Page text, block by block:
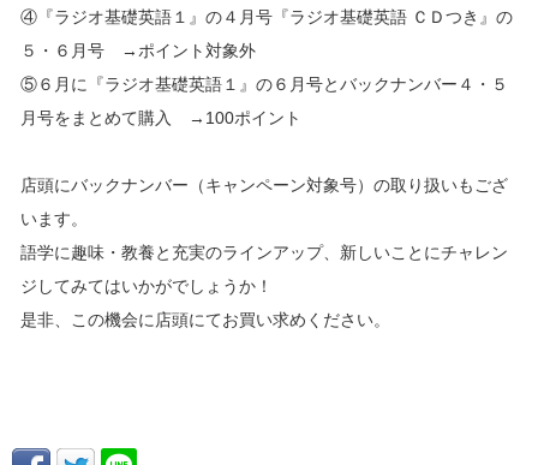
④『ラジオ基礎英語１』の４月号『ラジオ基礎英語 ＣＤつき』の
５・６月号 →ポイント対象外
⑤６月に『ラジオ基礎英語１』の６月号とバックナンバー４・５
月号をまとめて購入 →100ポイント
店頭にバックナンバー（キャンペーン対象号）の取り扱いもござ
います。
語学に趣味・教養と充実のラインアップ、新しいことにチャレン
ジしてみてはいかがでしょうか！
是非、この機会に店頭にてお買い求めください。